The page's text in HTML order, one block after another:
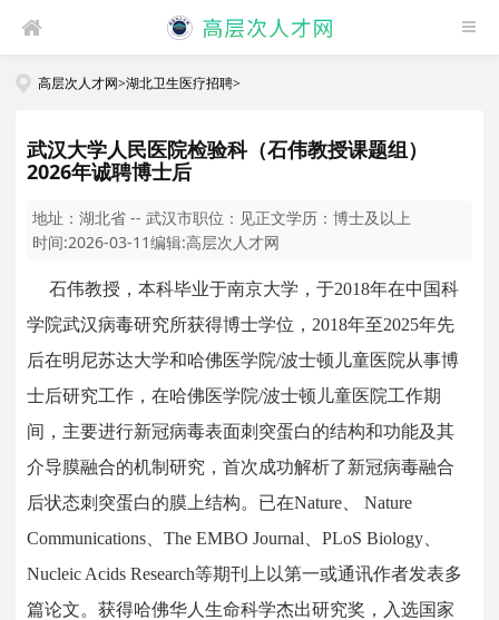
高层次人才网>湖北卫生医疗招聘>
武汉大学人民医院检验科（石伟教授课题组）
2026年诚聘博士后
地址：湖北省 -- 武汉市职位： 见正文学历：博士及以上
时间:2026-03-11编辑:高层次人才网
石伟教授，本科毕业于南京大学，于2018年在中国科
学院武汉病毒研究所获得博士学位，2018年至2025年先
后在明尼苏达大学和哈佛医学院/波士顿儿童医院从事博
士后研究工作，在哈佛医学院/波士顿儿童医院工作期
间，主要进行新冠病毒表面刺突蛋白的结构和功能及其
介导膜融合的机制研究，首次成功解析了新冠病毒融合
后状态刺突蛋白的膜上结构。 已在Nature、 Nature
Communications、The EMBO Journal、PLoS Biology、
Nucleic Acids Research等期刊上以第一或通讯作者发表多
篇论文。获得哈佛华人生命科学杰出研究奖，入选国家